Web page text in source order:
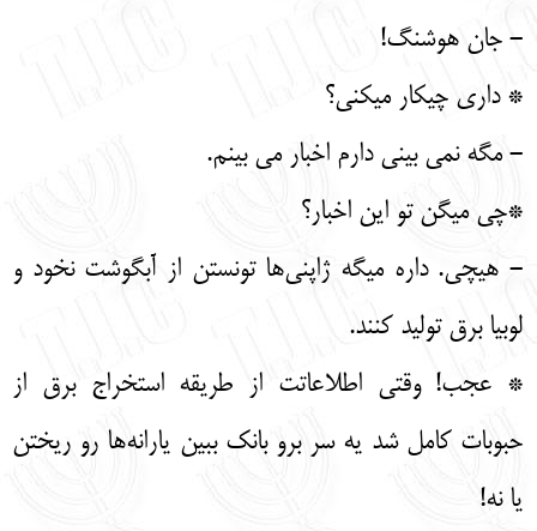
- جان هوشنگ!
* داری چیکار میکنی؟
- مگه نمی بینی دارم اخبار می بینم.
*چی میگن تو این اخبار؟
- هیچی. داره میگه ژاپنی‌ها تونستن از آبگوشت نخود و
لوبیا برق تولید کنند.
* عجب! وقتی اطلاعاتت از طریقه استخراج برق از
حبوبات کامل شد یه سر برو بانک ببین یارانه‌ها رو ریختن
یا نه!